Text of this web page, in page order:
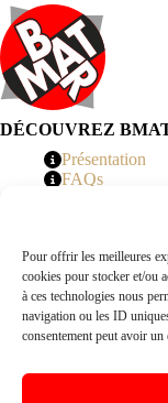
Pour offrir les meilleures
cookies pour stocker et/ou
à ces technologies nous
navigation ou les ID
consentement peut avoir
DÉCOUVREZ
Présentation
FAQs
© 2026 BMATR® —